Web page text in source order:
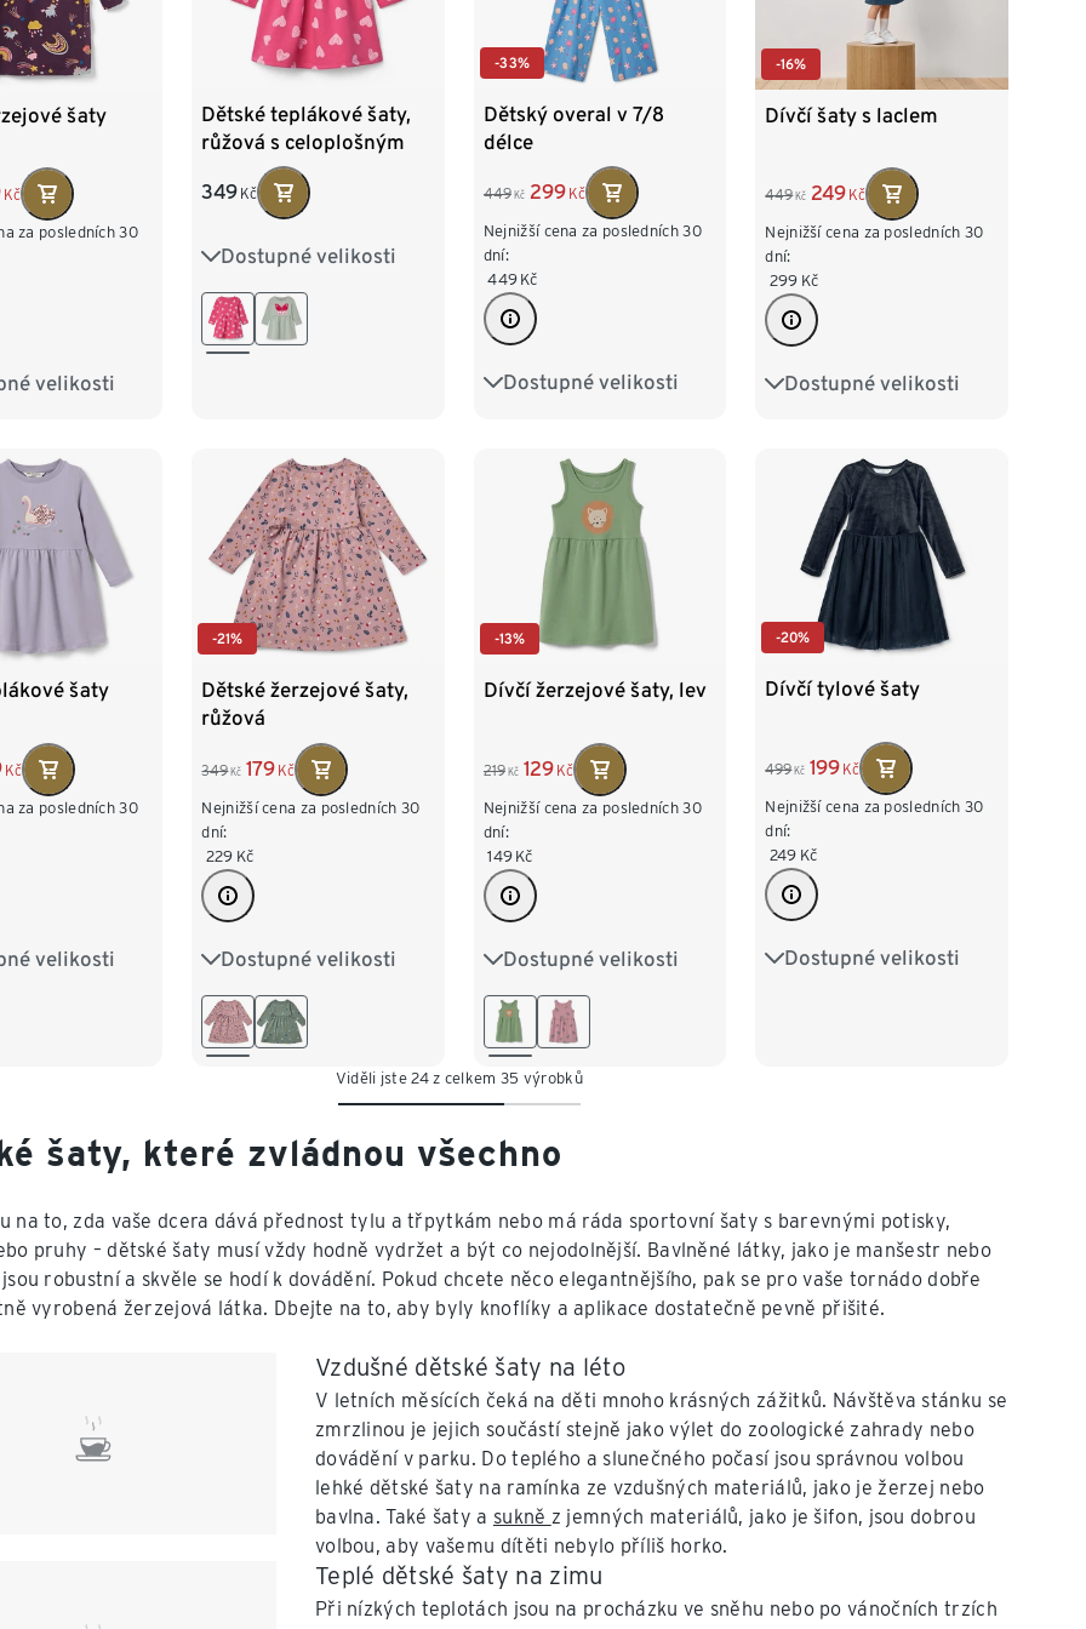
šaty
Kč
za posledních 30
velikosti
98/104
Dětské teplákové šaty,
růžová s celoplošným
potiskem srdíček ve
světle růžové barvě
349 Kč
Dostupné velikosti
86/92 98/104
110/116
-33%
Dětský overal v 7/8
délce
449 Kč 299 Kč
Nejnižší cena za posledních 30
dní:
449 Kč
Dostupné velikosti
86/92 98/104
-16%
Dívčí šaty s laclem
449 Kč 249 Kč
Nejnižší cena za posledních 30
dní:
299 Kč
Dostupné velikosti
86/92 98/104
šaty
Kč
za posledních 30
velikosti
98/104
-21%
Dětské žerzejové šaty,
růžová
349 Kč 179 Kč
Nejnižší cena za posledních 30
dní:
229 Kč
Dostupné velikosti
50/56 62/68 74/80
86/92 98/104
-13%
Dívčí žerzejové šaty, lev
219 Kč 129 Kč
Nejnižší cena za posledních 30
dní:
149 Kč
Dostupné velikosti
86/92 98/104
110/116
-20%
Dívčí tylové šaty
499 Kč 199 Kč
Nejnižší cena za posledních 30
dní:
249 Kč
Dostupné velikosti
86/92 98/104
Viděli jste 24 z celkem 35 výrobků
šaty, které zvládnou všechno
na to, zda vaše dcera dává přednost tylu a třpytkám nebo má ráda sportovní šaty s barevnými potisky,
pruhy – dětské šaty musí vždy hodně vydržet a být co nejodolnější. Bavlněné látky, jako je manšestr nebo
robustní a skvěle se hodí k dovádění. Pokud chcete něco elegantnějšího, pak se pro vaše tornádo dobře
vyrobená žerzejová látka. Dbejte na to, aby byly knoflíky a aplikace dostatečně pevně přišité.
Vzdušné dětské šaty na léto
V letních měsících čeká na děti mnoho krásných zážitků. Návštěva stánku se
zmrzlinou je jejich součástí stejně jako výlet do zoologické zahrady nebo
dovádění v parku. Do teplého a slunečného počasí jsou správnou volbou
lehké dětské šaty na ramínka ze vzdušných materiálů, jako je žerzej nebo
bavlna. Také šaty a sukně z jemných materiálů, jako je šifon, jsou dobrou
volbou, aby vašemu dítěti nebylo příliš horko.
Teplé dětské šaty na zimu
Při nízkých teplotách jsou na procházku ve sněhu nebo po vánočních trzích